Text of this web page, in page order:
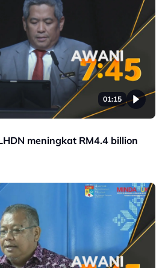
01:15
meningkat RM4.4 billion